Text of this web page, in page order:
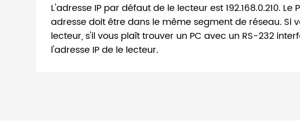
L'adresse IP par défaut de le lecteur est 192.168.0.210. Le
adresse doit être dans le même segment de réseau. Si
lecteur, s'il vous plaît trouver un PC avec un RS-232
l'adresse IP de le lecteur.